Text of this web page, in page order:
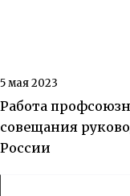
5 мая 2023
Работа
совещания
России